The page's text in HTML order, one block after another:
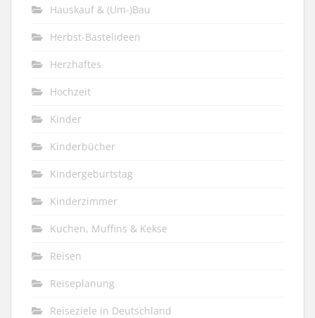
Hauskauf & (Um-)Bau
Herbst-Bastelideen
Herzhaftes
Hochzeit
Kinder
Kinderbücher
Kindergeburtstag
Kinderzimmer
Kuchen, Muffins & Kekse
Reisen
Reiseplanung
Reiseziele in Deutschland